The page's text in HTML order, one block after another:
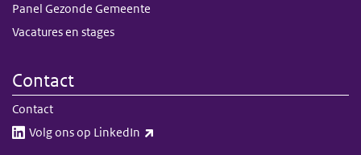
Panel Gezonde Gemeente
Vacatures en stages
Contact
Contact
Volg ons op LinkedIn​​